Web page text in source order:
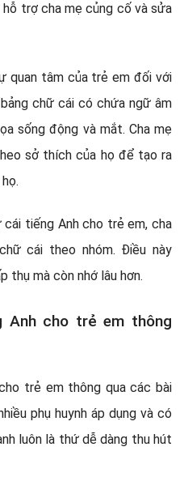
trợ cha mẹ củng cố và sửa
quan tâm của trẻ em đối với
chữ cái có chứa ngữ âm
sống động và mắt. Cha mẹ
sở thích của họ để tạo ra
tiếng Anh cho trẻ em, cha
cái theo nhóm. Điều này
thụ mà còn nhớ lâu hơn.
Anh cho trẻ em thông
trẻ em thông qua các bài
phụ huynh áp dụng và có
luôn là thứ dễ dàng thu hút